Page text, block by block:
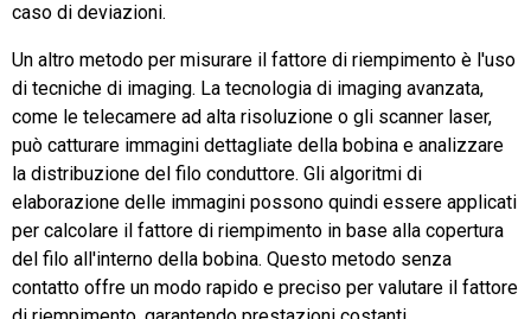
caso di deviazioni.
Un altro metodo per misurare il fattore di riempimento è l'uso
di tecniche di imaging. La tecnologia di imaging avanzata,
come le telecamere ad alta risoluzione o gli scanner laser,
può catturare immagini dettagliate della bobina e analizzare
la distribuzione del filo conduttore. Gli algoritmi di
elaborazione delle immagini possono quindi essere applicati
per calcolare il fattore di riempimento in base alla copertura
del filo all'interno della bobina. Questo metodo senza
contatto offre un modo rapido e preciso per valutare il fattore